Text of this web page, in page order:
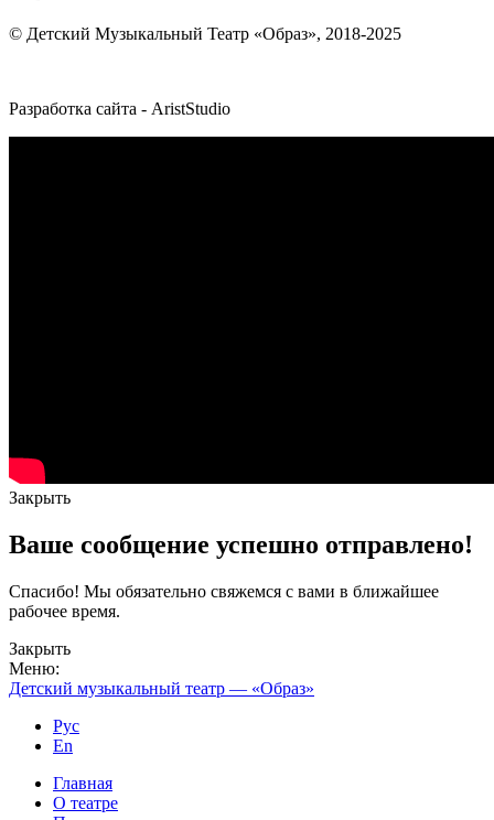
© Детский Музыкальный Театр «Образ», 2018-2025
Разработка сайта - AristStudio
Закрыть
Ваше сообщение успешно отправлено!
Спасибо! Мы обязательно свяжемся с вами в ближайшее
рабочее время.
Закрыть
Меню:
Детский музыкальный театр — «Образ»
Рус
En
Главная
О театре